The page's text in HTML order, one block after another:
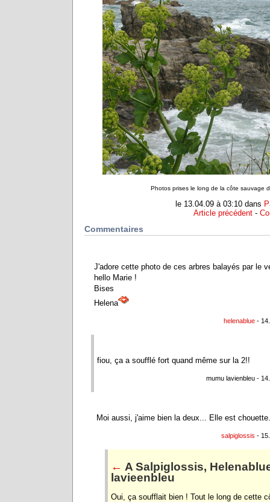
Photos prises le long de la côte sauvage
le 13.04.09 à 03:10 dans
Article précédent -
Commentaires
J'adore cette photo de ces arbres balayés par le
hello Marie !
Bises
Helena
helenablue -
fiou, ça a soufflé fort quand même sur la 2!!
mumu lavienbleu -
Moi aussi, j'aime bien la deux... Elle est
salpiglossis -
← A Salpiglossis,
lavieenbleu
Oui, ça soufflait bien ! Tout le long de cette